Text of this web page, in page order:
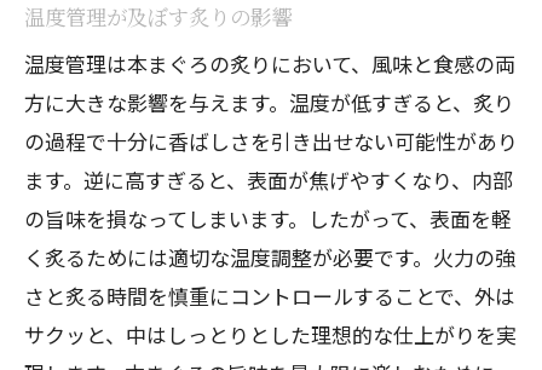
温度管理が及ぼす炙りの影響
温度管理は本まぐろの炙りにおいて、風味と食感の両
方に大きな影響を与えます。温度が低すぎると、炙り
の過程で十分に香ばしさを引き出せない可能性があり
ます。逆に高すぎると、表面が焦げやすくなり、内部
の旨味を損なってしまいます。したがって、表面を軽
く炙るためには適切な温度調整が必要です。火力の強
さと炙る時間を慎重にコントロールすることで、外は
サクッと、中はしっとりとした理想的な仕上がりを実